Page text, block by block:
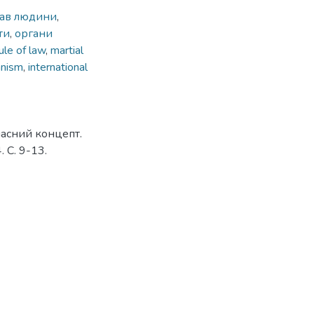
людини,
, органи
of law, martial
, international
концепт.
С. 9-13.